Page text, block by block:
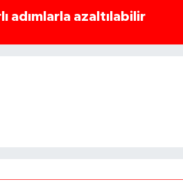
adımlarla azaltılabilir